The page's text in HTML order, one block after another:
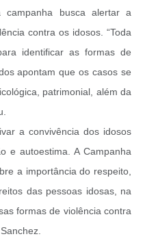
campanha busca alertar a
contra os idosos. “Toda
identificar as formas de
apontam que os casos se
patrimonial, além da
a convivência dos idosos
e autoestima. A Campanha
a importância do respeito,
das pessoas idosas, na
formas de violência contra